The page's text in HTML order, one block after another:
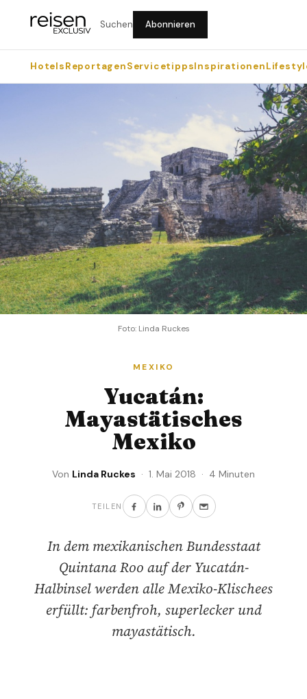
Suchen Abonnieren
HotelsReportagenServicetippsInspirationen
Foto: Linda Ruckes
MEXIKO
Yucatán:
Mayastätisches
Mexiko
Von Linda Ruckes · 1. Mai 2018 · 4 Minuten
TEILEN
In dem mexikanischen Bundesstaat
Quintana Roo auf der Yucatán-
Halbinsel werden alle Mexiko-Klischees
erfüllt: farbenfroh, superlecker und
mayastätisch.